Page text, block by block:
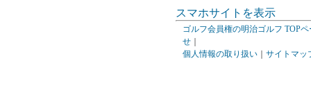
スマホサイトを表示
ゴルフ会員権の明治ゴルフ TOPペ
せ
個人情報の取り扱い
サイトマッ